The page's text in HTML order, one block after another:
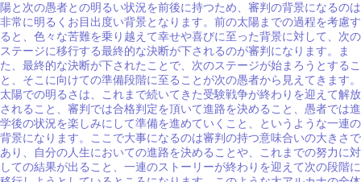
陽と次の愚者との明るい状況を前後に持つため、審判の背景になるのは
非常に明るくお目出度い背景となります。前の太陽までの過程を考慮す
ると、色々な苦難を乗り越えて幸せや喜びに至った背景に対して、次の
ステージに移行する最終的な決断が下されるのが審判になります。ま
た、最終的な決断が下されたことで、次のステージが始まろうとするこ
と、そこに向けての準備段階に至ることが次の愚者から見えてきます。
太陽での明るさは、これまで続いてきた受験戦争が終わりを迎えて解放
されること、審判では合格判定を頂いて進路を決めること、愚者では進
学後の状況を楽しみにして準備を進めていくこと、というような一連の
背景になります。ここで大事になるのは審判の持つ意味合いの大きさで
あり、自分の人生においての進路を決めることや、これまでの努力に対
しての結果が出ること、一連のストーリーが終わりを迎えて次の段階に